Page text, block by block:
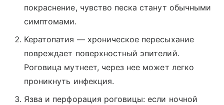
покраснение, чувство песка станут обычными
симптомами.
Кератопатия ― хроническое пересыхание
повреждает поверхностный эпителий.
Роговица мутнеет, через нее может легко
проникнуть инфекция.
Язва и перфорация роговицы: если ночной